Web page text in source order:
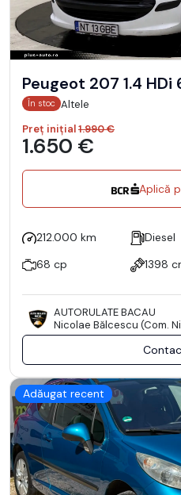
Peugeot 207 1.4
În stoc Altele
Preț inițial1.990 €
1.650 €
Aplică
212.000 km Diesel
68 cp
1398
AUTORULATE BACAU
Nicolae Bălcescu (Com.
Adăugat recent